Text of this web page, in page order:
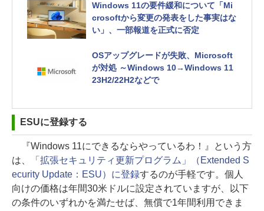
Windows 11の要件緩和について「Mi
crosoftから変更の発表をした事実はな
い」、一部報道を正式に否定
OSアップグレードが失敗、Microsoft
が対処 ～Windows 10→Windows 11
23H2/22H2などで
ESUに登録する
『Windows 11にできるならやっているわ！』という方
は、
「拡張セキュリティ更新プログラム」（Extended S
ecurity Update：ESU）に登録するのが手軽です。個人
向けの価格は年間30米ドルに設定されていますが、以下
の条件のいずれかを満たせば、無償で1年間利用できま